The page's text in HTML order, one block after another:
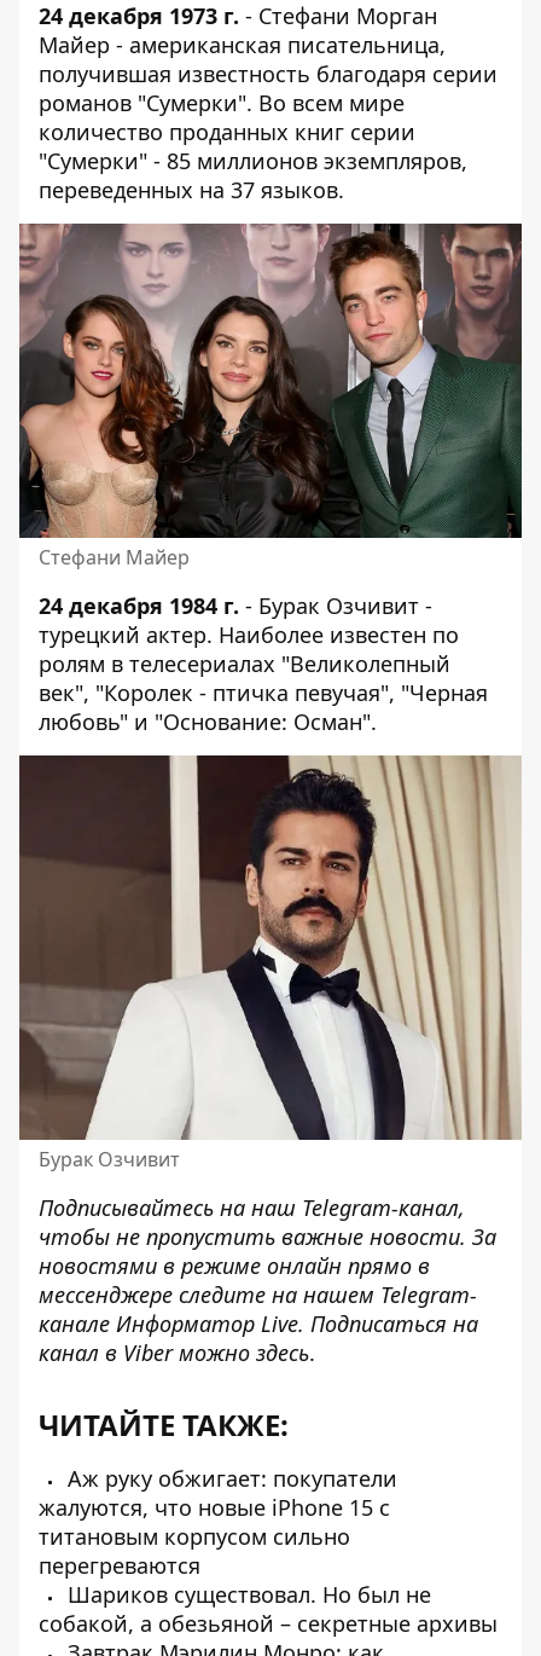
24 декабря 1973 г. - Стефани Морган
Майер - американская писательница,
получившая известность благодаря серии
романов "Сумерки". Во всем мире
количество проданных книг серии
"Сумерки" - 85 миллионов экземпляров,
переведенных на 37 языков.
Стефани Майер
24 декабря 1984 г. - Бурак Озчивит -
турецкий актер. Наиболее известен по
ролям в телесериалах "Великолепный
век", "Королек - птичка певучая", "Черная
любовь" и "Основание: Осман".
Бурак Озчивит
Подписывайтесь на наш Telegram-канал,
чтобы не пропустить важные новости. За
новостями в режиме онлайн прямо в
мессенджере следите на нашем Telegram-
канале Информатор Live. Подписаться на
канал в Viber можно здесь.
ЧИТАЙТЕ ТАКЖЕ:
Аж руку обжигает: покупатели
жалуются, что новые iPhone 15 с
титановым корпусом сильно
перегреваются
Шариков существовал. Но был не
собакой, а обезьяной – секретные архивы